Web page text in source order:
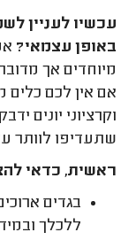
עכשיו לעניין
באופן עצמאי?
מיוחדים אך
אם אין לכם כלים
וקרציוני יונים
שתעדיפו לוותר
ראשית, כדאי
בגדים
ללכלך